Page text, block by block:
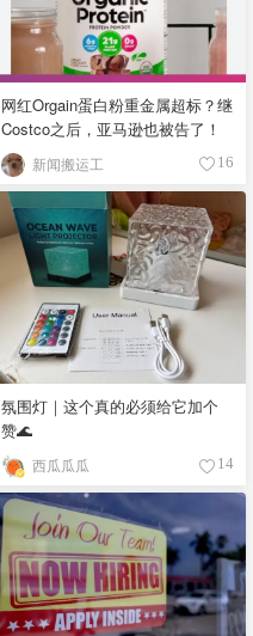
网红Orgain蛋白粉重金属超标？继
Costco之后，亚马逊也被告了！
新闻搬运工 16
氛围灯｜这个真的必须给它加个
赞🌊
西瓜瓜瓜 14